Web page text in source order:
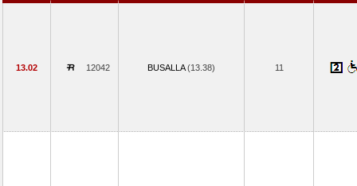
13.02 12042 BUSALLA(13.38) 11